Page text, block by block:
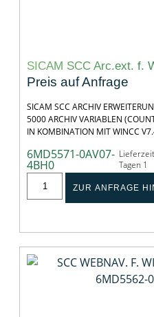
SICAM SCC Arc.ext. f.
Preis auf Anfrage
SICAM SCC ARCHIV
5000 ARCHIV VARIABLEN
IN KOMBINATION MIT WINCC
6MD5571-0AV07-
4BH0
Tagen 1
ZUR ANFRAGE